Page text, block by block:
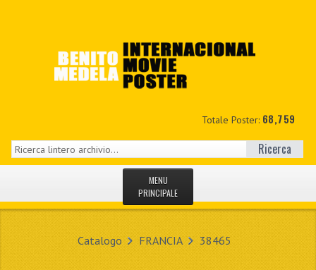
Totale Poster: 68,759
Ricerca
MENU
PRINCIPALE
Catalogo FRANCIA 38465